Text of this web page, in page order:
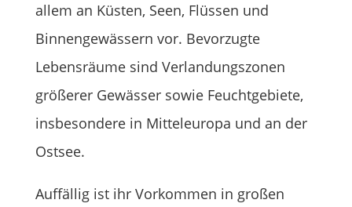
allem an Küsten, Seen, Flüssen und
Binnengewässern vor. Bevorzugte
Lebensräume sind Verlandungszonen
größerer Gewässer sowie Feuchtgebiete,
insbesondere in Mitteleuropa und an der
Ostsee.
Auffällig ist ihr Vorkommen in großen